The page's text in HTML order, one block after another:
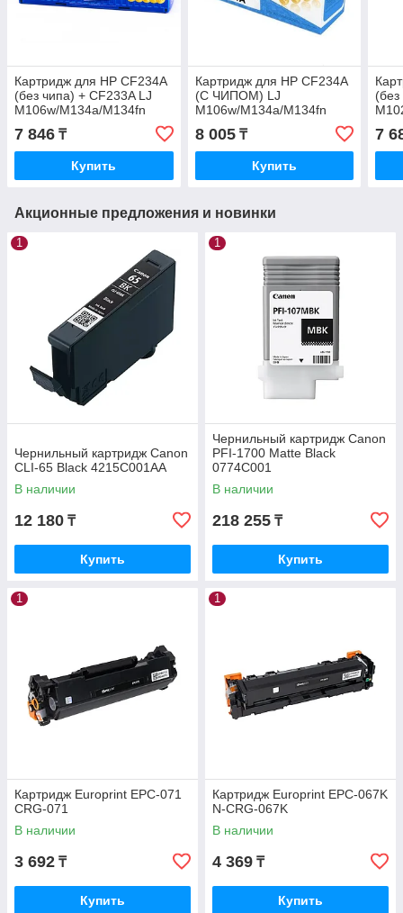
Картридж для HP CF234A
(без чипа) + CF233A LJ
M106w/M134a/M134fn
Euro Print NEW
7 846 ₸
Купить
Картридж для HP CF234A
(С ЧИПОМ) LJ
M106w/M134a/M134fn
Euro Print
8 005₸
Купить
7
Акционные предложения и новинки
1
Чернильный картридж Canon
CLI-65 Black 4215C001AA
В наличии
12 180 ₸
Купить
1
Чернильный картридж Canon
PFI-1700 Matte Black
0774C001
В наличии
218 255 ₸
Купить
1
Картридж Europrint EPC-071
CRG-071
В наличии
3 692 ₸
Купить
1
Картридж Europrint EPC-067K
N-CRG-067K
В наличии
4 369 ₸
Купить